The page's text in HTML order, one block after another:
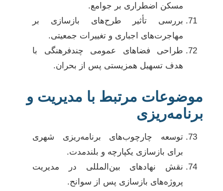
مسکن اضطراری بر جوامع.
بررسی تأثیر طرح‌های بازسازی بر
مهاجرت‌های اجباری و تغییرات جمعیتی.
طراحی فضاهای عمومی چندفرهنگی با
هدف تسهیل همزیستی پس از بحران.
موضوعات مرتبط با مدیریت و
برنامه‌ریزی
توسعه چارچوب‌های برنامه‌ریزی شهری
برای بازسازی یکپارچه و بلندمدت.
نقش نهادهای بین‌المللی در مدیریت
پروژه‌های بازسازی پس از سوانح.